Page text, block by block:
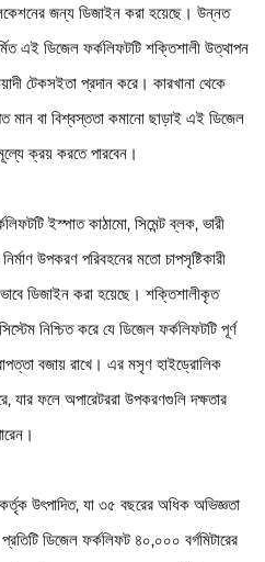
জন্য ডিজাইন করা হয়েছে। উন্নত
এই ডিজেল ফর্কলিফটটি শক্তিশালী উত্থাপন
টেকসইতা প্রদান করে। কারখানা থেকে
মান বা বিশ্বস্ততা কমানো ছাড়াই এই ডিজেল
ক্রয় করতে পারবেন।
ইস্পাত কাঠামো, সিমেন্ট ব্লক, ভারী
উপকরণ পরিবহনের মতো চাপসৃষ্টিকারী
ডিজাইন করা হয়েছে। শক্তিশালীকৃত
নিশ্চিত করে যে ডিজেল ফর্কলিফটটি পূর্ণ
বজায় রাখে। এর মসৃণ হাইড্রোলিক
যার ফলে অপারেটররা উপকরণগুলি দক্ষতার
উৎপাদিত, যা ৩৫ বছরের অধিক অভিজ্ঞতা
ডিজেল ফর্কলিফট ৪০,০০০ বর্গমিটারের